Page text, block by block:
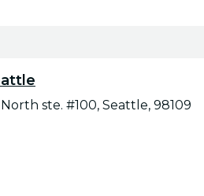
ste. #100, Seattle, 98109